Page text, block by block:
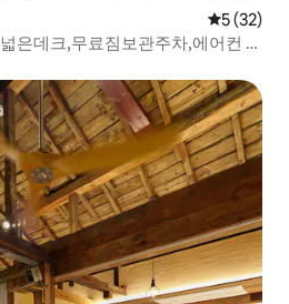
Средна
5 (32)
은데크,무료짐보관주차,에어컨 4